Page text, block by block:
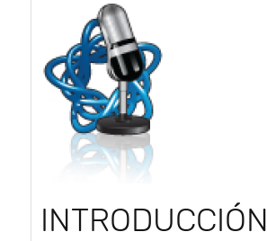
INTRODUCCIÓN